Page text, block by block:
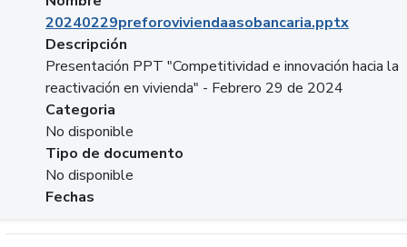
20240229preforoviviendaasobancaria.pptx
Descripción
Presentación PPT "Competitividad e innovación hacia la
reactivación en vivienda" - Febrero 29 de 2024
Categoria
No disponible
Tipo de documento
No disponible
Fechas